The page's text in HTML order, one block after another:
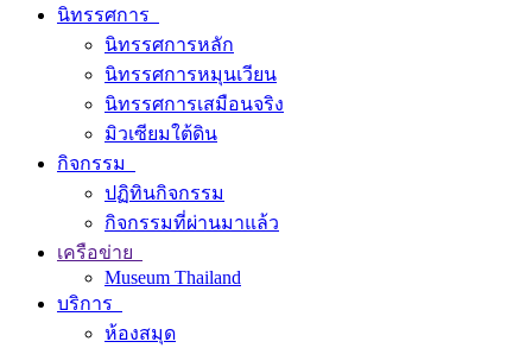
นิทรรศการ
นิทรรศการหลัก
นิทรรศการหมุนเวียน
นิทรรศการเสมือนจริง
มิวเซียมใต้ดิน
กิจกรรม
ปฏิทินกิจกรรม
กิจกรรมที่ผ่านมาแล้ว
เครือข่าย
Museum Thailand
บริการ
ห้องสมุด